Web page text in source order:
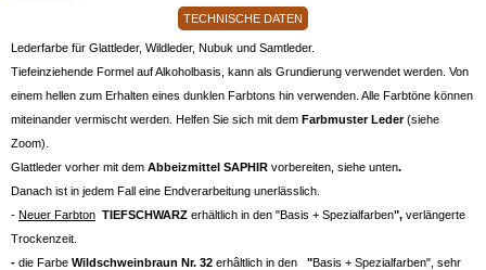
TECHNISCHE DATEN
Lederfarbe für Glattleder, Wildleder, Nubuk und Samtleder.
Tiefeinziehende Formel auf Alkoholbasis, kann als Grundierung verwendet werden. Von
einem hellen zum Erhalten eines dunklen Farbtons hin verwenden. Alle Farbtöne können
miteinander vermischt werden. Helfen Sie sich mit dem Farbmuster Leder(siehe
Zoom).
Glattleder vorher mit dem Abbeizmittel SAPHIR vorbereiten, siehe unten.
Danach ist in jedem Fall eine Endverarbeitung unerlässlich.
- Neuer Farbton TIEFSCHWARZ erhältlich in den "Basis + Spezialfarben", verlängerte
Trockenzeit.
- die Farbe Wildschweinbraun Nr. 32 erhâltlich in den "Basis + Spezialfarben", sehr